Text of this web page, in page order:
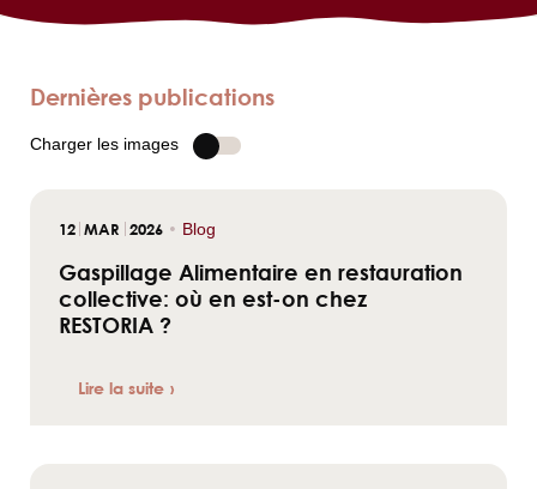
Dernières publications
Charger les images
12 MAR 2026• Blog
Gaspillage Alimentaire en restauration
collective: où en est-on chez
RESTORIA ?
Lire la suite